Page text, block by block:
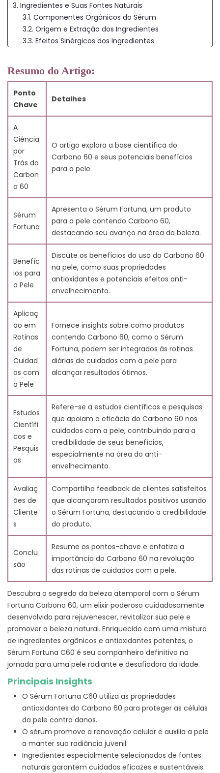
3. Ingredientes e Suas Fontes Naturais
3.1. Componentes Orgânicos do Sérum
3.2. Origem e Extração dos Ingredientes
3.3. Efeitos Sinérgicos dos Ingredientes
4.1. Aplicação Adequada para Efeitos Máximos
4.2. Frequência de Aplicação
4.3. Combinação com Outros Produtos para
Cuidados com a Pele
5.2. Efeitos de Longo Prazo na Pele
5.3. Estudos Comparativos com Outros Produtos
6. Depoimentos e Feedback dos Usuários
6.1. Histórias de Sucesso Pessoais
6.2. Feedback de Especialistas em Cuidados com a
6.3. Satisfação Geral e Melhorias
7. Perspectivas Futuras e Desenvolvimentos
7.1. Inovações na Formulação
7.2. Tendências Esperadas em Cuidados com a Pele
7.3. Visões de Longo Prazo para Produtos de C60
8. Sustentabilidade Ambiental e Considerações Éticas
8.1. Sustentabilidade dos Ingredientes
8.2. Ética no Desenvolvimento de Produtos
8.3. Impacto Ambiental
9. Perguntas Frequentes e Mitos Esclarecidos
9.1. Verdades sobre a Eficácia
9.2. Mitos em Torno do C60
9.3. Fatos Apoiados Cientificamente
10. Conclusão
11. Perguntas Frequentes
11.1. O que é Carbono 60 e como ele afeta a pele?
11.2. O que é sérum e como ele funciona?
11.3. Devo aplicar séruns de manhã e à noite?
11.4. Quais são os benefícios da aplicação regular de
hidratante?
11.5. Como posso saber se um sérum é adequado
para o meu tipo de pele?
11.6. Como a propriedade hidratante de um sérum
afeta a pele?
11.7. Por que Fortuna é importante nos cuidados com
a pele?
11.8. Como a Vitamina C pode contribuir para a
rejuvenescimento da pele?
11.9. O que é Ácido Hialurônico e como ele afeta a
pele?
Resumo do Artigo:
Ponto
Chave
Detalhes
A
Ciência
por
Trás do
Carbon
o 60
O artigo explora a base científica do
Carbono 60 e seus potenciais benefícios
para a pele.
Sérum
Fortuna
Apresenta o Sérum Fortuna, um produto
para a pele contendo Carbono 60,
destacando seu avanço na área da beleza.
Benefíc
ios para
a Pele
Discute os benefícios do uso do Carbono 60
na pele, como suas propriedades
antioxidantes e potenciais efeitos anti-
envelhecimento.
Aplicaç
ão em
Rotinas
de
Cuidad
os com
a Pele
Fornece insights sobre como produtos
contendo Carbono 60, como o Sérum
Fortuna, podem ser integrados às rotinas
diárias de cuidados com a pele para
alcançar resultados ótimos.
Estudos
Científi
cos e
Pesquis
as
Refere-se a estudos científicos e pesquisas
que apoiam a eficácia do Carbono 60 nos
cuidados com a pele, contribuindo para a
credibilidade de seus benefícios,
especialmente na área do anti-
envelhecimento.
Avaliaç
ões de
Cliente
s
Compartilha feedback de clientes satisfeitos
que alcançaram resultados positivos usando
o Sérum Fortuna, destacando a credibilidade
do produto.
Conclu
são
Resume os pontos-chave e enfatiza a
importância do Carbono 60 na revolução
das rotinas de cuidados com a pele.
Descubra o segredo da beleza atemporal com o Sérum
Fortuna Carbono 60, um elixir poderoso cuidadosamente
desenvolvido para rejuvenescer, revitalizar sua pele e
promover a beleza natural. Enriquecido com uma mistura
de ingredientes orgânicos e antioxidantes potentes, o
Sérum Fortuna C60 é seu companheiro definitivo na
jornada para uma pele radiante e desafiadora da idade.
Principais Insights
O Sérum Fortuna C60 utiliza as propriedades
antioxidantes do Carbono 60 para proteger as células
da pele contra danos.
O sérum promove a renovação celular e auxilia a pele
a manter sua radiância juvenil.
Ingredientes especialmente selecionados de fontes
naturais garantem cuidados eficazes e sustentáveis